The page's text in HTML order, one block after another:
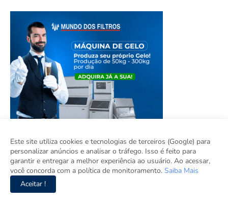
Este site utiliza cookies e tecnologias de terceiros (Google) para
personalizar anúncios e analisar o tráfego. Isso é feito para
garantir e entregar a melhor experiência ao usuário. Ao acessar,
você concorda com a política de monitoramento. Saiba Mais
Aceitar !